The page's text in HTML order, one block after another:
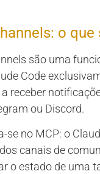
o
são uma
Code
receber
ou Discord.
se no MCP: o
canais de
o estado de uma